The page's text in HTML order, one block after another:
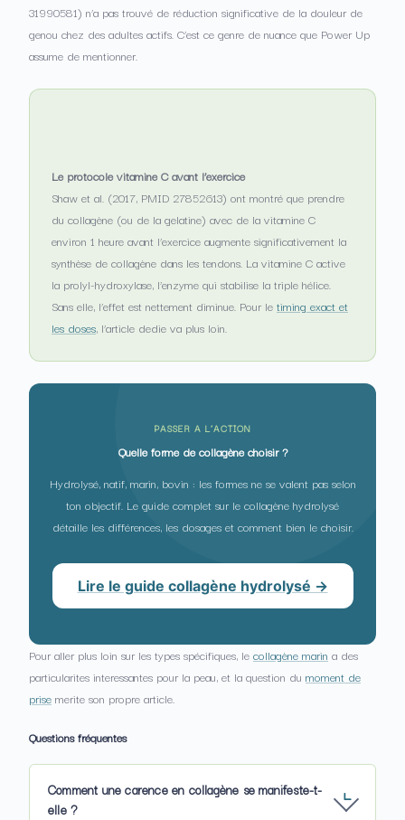
31990581) n’a pas trouvé de réduction significative de la douleur de
genou chez des adultes actifs. C’est ce genre de nuance que Power Up
assume de mentionner.
Le protocole vitamine C avant l’exercice
Shaw et al. (2017, PMID 27852613) ont montré que prendre
du collagène (ou de la gelatine) avec de la vitamine C
environ 1 heure avant l’exercice augmente significativement la
synthèse de collagène dans les tendons. La vitamine C active
la prolyl-hydroxylase, l’enzyme qui stabilise la triple hélice.
Sans elle, l’effet est nettement diminue. Pour le timing exact et
les doses, l’article dedie va plus loin.
PASSER A L’ACTION
Quelle forme de collagène choisir ?
Hydrolysé, natif, marin, bovin : les formes ne se valent pas selon
ton objectif. Le guide complet sur le collagène hydrolysé
détaille les différences, les dosages et comment bien le choisir.
Lire le guide collagène hydrolysé →
Pour aller plus loin sur les types spécifiques, le collagène marin a des
particularites interessantes pour la peau, et la question du moment de
prise merite son propre article.
Questions fréquentes
Comment une carence en collagène se manifeste-t-
elle ?